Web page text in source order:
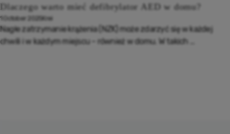
Dlaczego warto mieć defibrylator AED w domu?
1 October 2025Krei
Nagłe zatrzymanie krążenia (NZK) może zdarzyć się w każdej
chwili i w każdym miejscu – również w domu. W takich ...